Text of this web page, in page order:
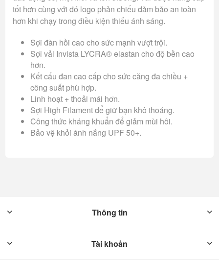
tốt hơn cùng với đó logo phản chiếu đảm bảo an toàn
hơn khi chạy trong điều kiện thiếu ánh sáng.
Sợi đàn hồi cao cho sức mạnh vượt trội.
Sợi vải Invista LYCRA® elastan cho độ bền cao
hơn.
Kết cấu đan cao cấp cho sức căng đa chiều +
công suất phù hợp.
Linh hoạt + thoải mái hơn.
Sợi High Filament để giữ bạn khô thoáng.
Công thức kháng khuẩn để giảm mùi hôi.
Bảo vệ khỏi ánh nắng UPF 50+.
Thông tin
Tài khoản